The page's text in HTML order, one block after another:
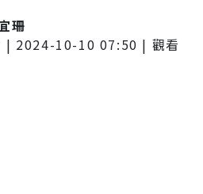
珊
| 2024-10-10 07:50 | 觀看